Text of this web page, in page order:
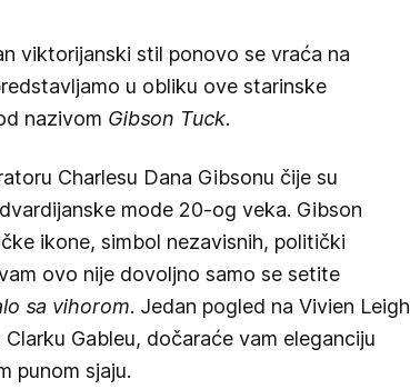
viktorijanski stil ponovo se vraća na
u obliku ove starinske
nazivom Gibson Tuck.
Charlesu Dana Gibsonu čije su
mode 20-og veka. Gibson
ikone, simbol nezavisnih, politički
ovo nije dovoljno samo se setite
sa vihorom. Jedan pogled na Vivien Leigh
Gableu, dočaraće vam eleganciju
punom sjaju.